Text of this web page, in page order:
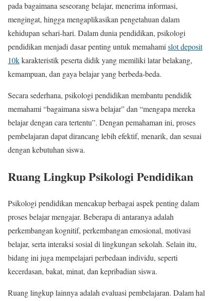
pada bagaimana seseorang belajar, menerima informasi,
mengingat, hingga mengaplikasikan pengetahuan dalam
kehidupan sehari-hari. Dalam dunia pendidikan, psikologi
pendidikan menjadi dasar penting untuk memahami slot deposit
10kkarakteristik peserta didik yang memiliki latar belakang,
kemampuan, dan gaya belajar yang berbeda-beda.
Secara sederhana, psikologi pendidikan membantu pendidik
memahami “bagaimana siswa belajar” dan “mengapa mereka
belajar dengan cara tertentu”. Dengan pemahaman ini, proses
pembelajaran dapat dirancang lebih efektif, menarik, dan sesuai
dengan kebutuhan siswa.
Ruang Lingkup Psikologi Pendidikan
Psikologi pendidikan mencakup berbagai aspek penting dalam
proses belajar mengajar. Beberapa di antaranya adalah
perkembangan kognitif, perkembangan emosional, motivasi
belajar, serta interaksi sosial di lingkungan sekolah. Selain itu,
bidang ini juga mempelajari perbedaan individu, seperti
kecerdasan, bakat, minat, dan kepribadian siswa.
Ruang lingkup lainnya adalah evaluasi pembelajaran. Dalam hal